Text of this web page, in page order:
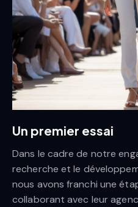
Un premier essai
Dans le cadre de notre
recherche et le
nous avons franchi une
collaborant avec leur